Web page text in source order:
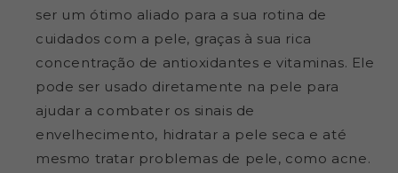
ser um ótimo aliado para a sua rotina de
cuidados com a pele, graças à sua rica
concentração de antioxidantes e vitaminas. Ele
pode ser usado diretamente na pele para
ajudar a combater os sinais de
envelhecimento, hidratar a pele seca e até
mesmo tratar problemas de pele, como acne.